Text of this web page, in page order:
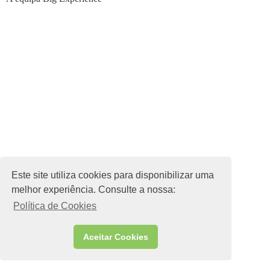
Este site utiliza cookies para disponibilizar uma
melhor experiência. Consulte a nossa:
Política de Cookies
Aceitar Cookies